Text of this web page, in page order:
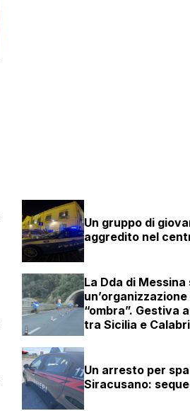
Un gruppo di
aggredito nel
La Dda di
“ombra”. Gestiva
tra Sicilia e
Un arresto per
Siracusano: